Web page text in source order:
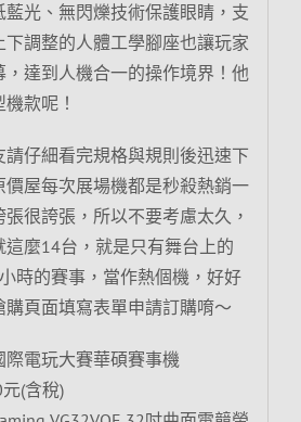
光、無閃爍技術保護眼睛，支
調整的人體工學腳座也讓玩家
，達到人機合一的操作境界！他
款呢！
請仔細看完規格與規則後迅速下
價屋每次展場機都是秒殺熱銷一
很誇張，所以不要考慮太久，
這麼14台，就是只有舞台上的
時的賽事，當作熱個機，好好
頁面填寫表單申請訂購唷～
電玩大賽華碩賽事機
(含稅)